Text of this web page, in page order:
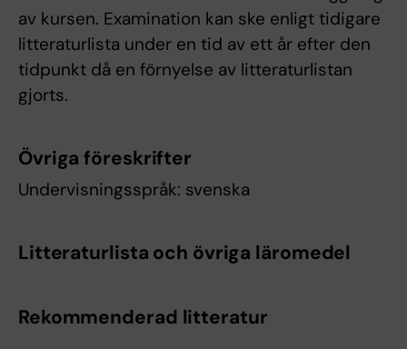
av kursen. Examination kan ske enligt tidigare
litteraturlista under en tid av ett år efter den
tidpunkt då en förnyelse av litteraturlistan
gjorts.
Övriga föreskrifter
Undervisningsspråk: svenska
Litteraturlista och övriga läromedel
Rekommenderad litteratur